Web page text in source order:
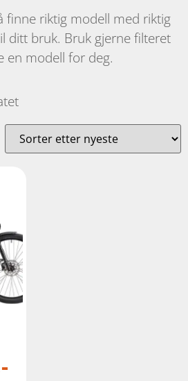
finne riktig modell med riktig
ditt bruk. Bruk gjerne filteret
en modell for deg.